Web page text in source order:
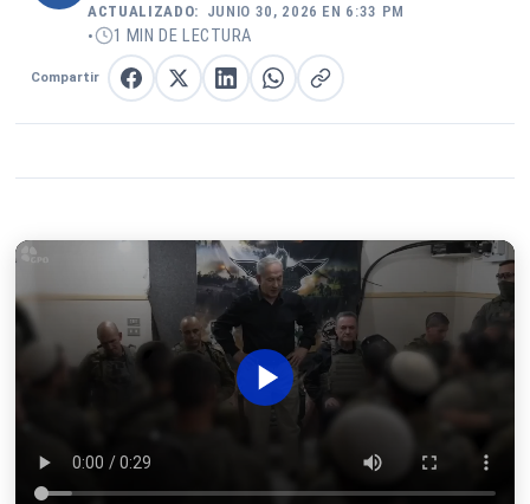
ACTUALIZADO: JUNIO 30, 2026 EN 6:33 PM
•
1 MIN DE LECTURA
Compartir Compartir en Facebook
Compartir en X
Compartir en LinkedIn
Compartir en WhatsApp
Copiar enlace